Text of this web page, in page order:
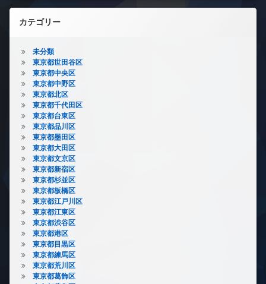
カテゴリー
未分類
東京都世田谷区
東京都中央区
東京都中野区
東京都北区
東京都千代田区
東京都台東区
東京都品川区
東京都墨田区
東京都大田区
東京都文京区
東京都新宿区
東京都杉並区
東京都板橋区
東京都江戸川区
東京都江東区
東京都渋谷区
東京都港区
東京都目黒区
東京都練馬区
東京都荒川区
東京都葛飾区